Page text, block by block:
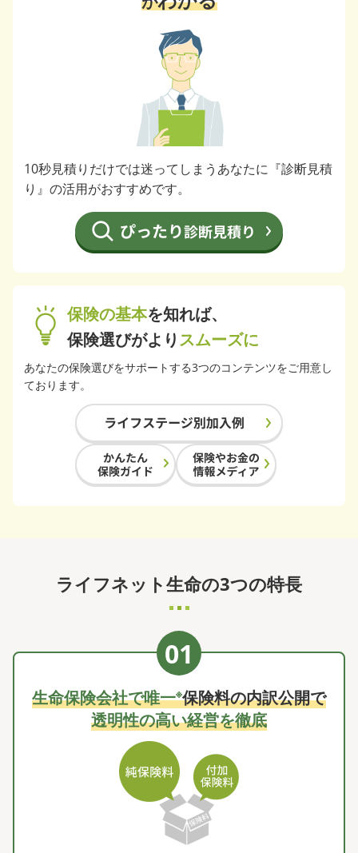
10秒見積りだけでは迷ってしまうあなたに『診断見積
り』の活用がおすすめです。
保険の基本を知れば、
保険選びがよりスムーズに
あなたの保険選びをサポートする3つのコンテンツをご用意し
ております。
ライフネット生命の3つの特長
生命保険会社で唯一※保険料の内訳公開で
透明性の高い経営を徹底